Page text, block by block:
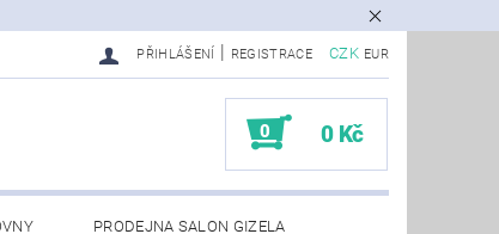
CZK EUR
PŘIHLÁŠENÍ REGISTRACE
0 0 Kč
PRODEJNA SALON GIZELA